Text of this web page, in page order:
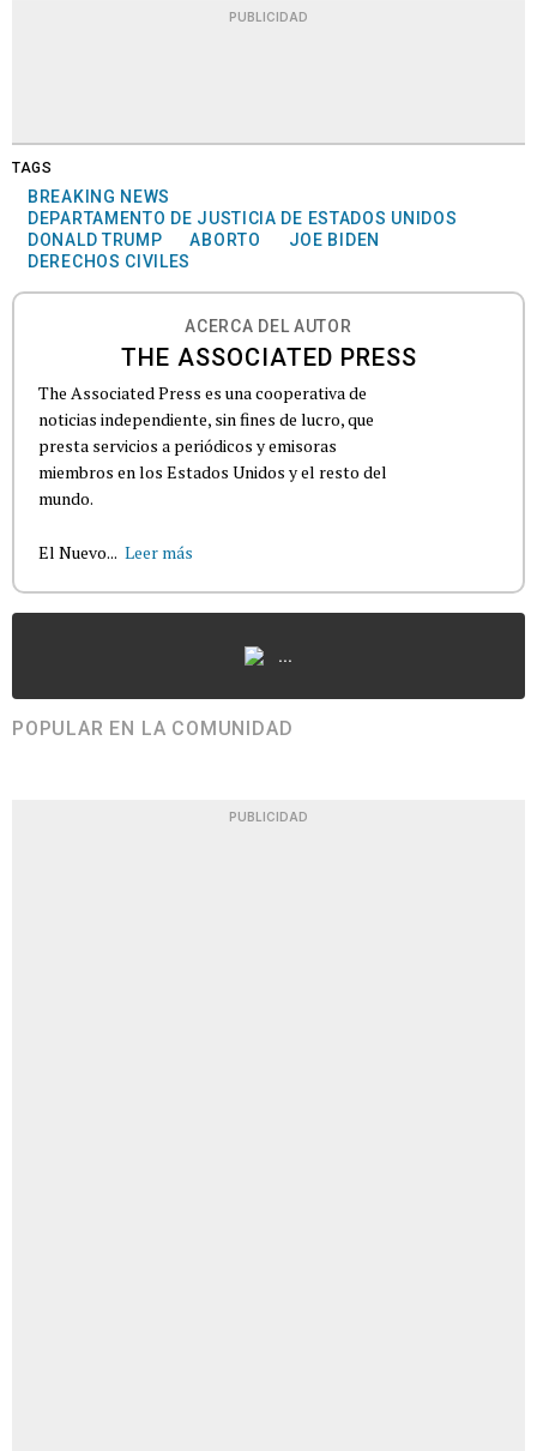
PUBLICIDAD
TAGS
BREAKING NEWS
DEPARTAMENTO DE JUSTICIA DE ESTADOS UNIDOS
DONALD TRUMP
ABORTO
JOE BIDEN
DERECHOS CIVILES
ACERCA DEL AUTOR
THE ASSOCIATED PRESS
The Associated Press es una cooperativa de
noticias independiente, sin fines de lucro, que
presta servicios a periódicos y emisoras
miembros en los Estados Unidos y el resto del
mundo.
El Nuevo... Leer más
...
POPULAR EN LA COMUNIDAD
PUBLICIDAD